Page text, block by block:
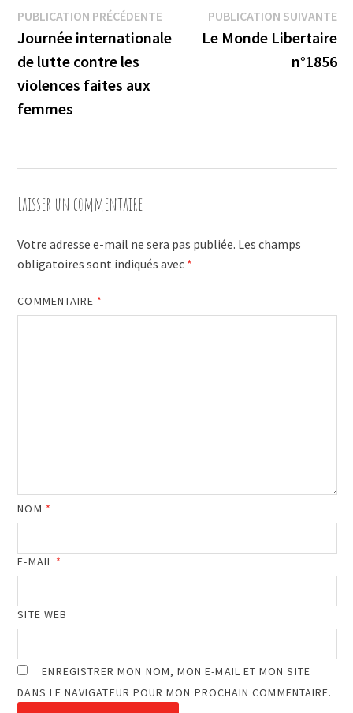
Navigation
de
l’article
PUBLICATION PRÉCÉDENTEPublication
précédente :
Journée internationale
de lutte contre les
violences faites aux
femmes
PUBLICATION SUIVANTE
Le Monde Libertaire
n°1856
Laisser un commentaire
Votre adresse e-mail ne sera pas publiée. Les champs
obligatoires sont indiqués avec *
COMMENTAIRE *
NOM *
E-MAIL *
SITE WEB
ENREGISTRER MON NOM, MON E-MAIL ET MON SITE
DANS LE NAVIGATEUR POUR MON PROCHAIN COMMENTAIRE.